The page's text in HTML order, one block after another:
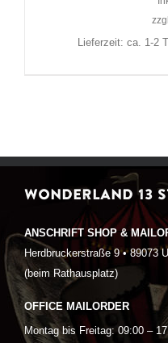
Lieferzeit: ca. 1-2
WONDERLAND 13
ANSCHRIFT SHOP &
Herdbruckerstraße 9 • 89073
(beim Rathausplatz)
OFFICE MAILORDER
Montag bis Freitag: 09:00 –